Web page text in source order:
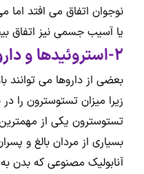
نوجوان اتفاق می افتد
یا آسیب جسمی نیز اتفاق
2-استروئیدها و داروها
بعضی از داروها می
زیرا میزان تستوسترون را
تستوسترون یکی از
بسیاری از مردان بالغ و
آنابولیک مصنوعی که بدن